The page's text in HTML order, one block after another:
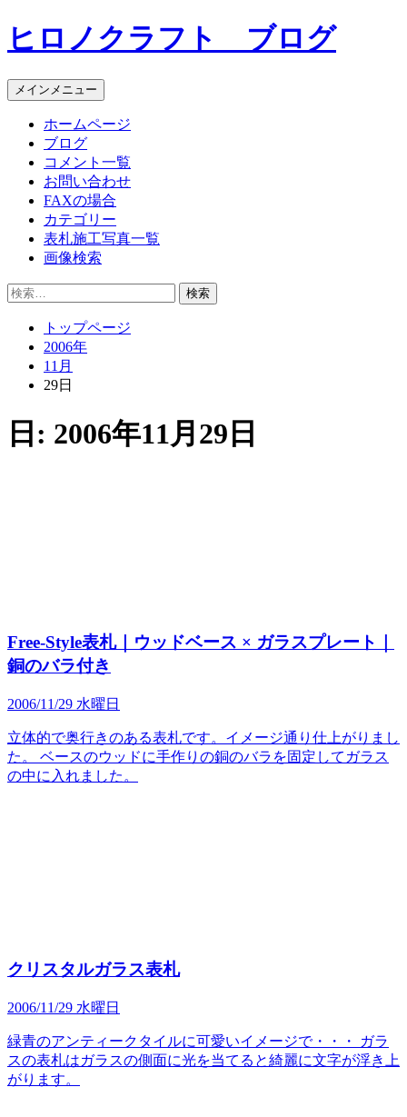
コ
ン
ン
ツ
ヒロノクラフト ブログ
メインメニュー
ホームページ
ブログ
コメント一覧
お問い合わせ
FAXの場合
カテゴリー
表札施工写真一覧
画像検索
検
トップページ
2006年
11月
29日
日: 2006年11月29日
Free-Style表札｜ウッドベース × ガラスプレート｜
銅のバラ付き
2006/11/29 水曜日
立体的で奥行きのある表札です。イメージ通り仕上がりまし
た。 ベースのウッドに手作りの銅のバラを固定してガラス
の中に入れました。
クリスタルガラス表札
2006/11/29 水曜日
緑青のアンティークタイルに可愛いイメージで・・・ ガラ
スの表札はガラスの側面に光を当てると綺麗に文字が浮き上
がります。